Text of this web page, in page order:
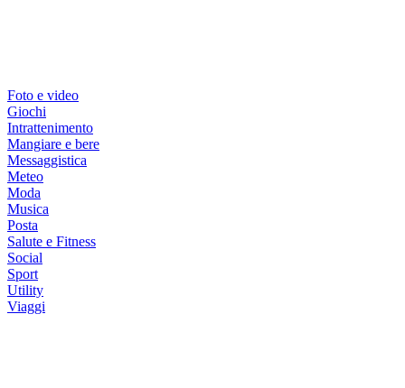
Foto e video
Giochi
Intrattenimento
Mangiare e bere
Messaggistica
Meteo
Moda
Musica
Posta
Salute e Fitness
Social
Sport
Utility
Viaggi